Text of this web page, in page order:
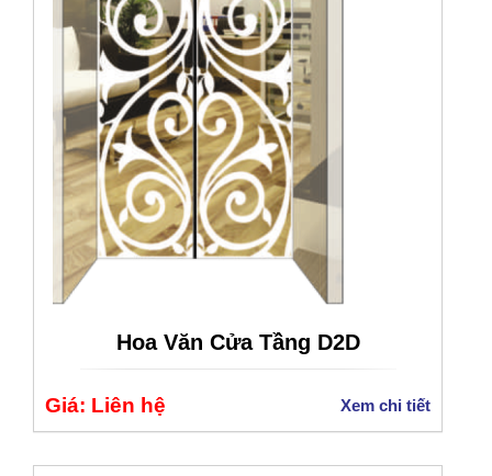
Hoa Văn Cửa Tầng D2D
Giá: Liên hệ Xem chi tiết